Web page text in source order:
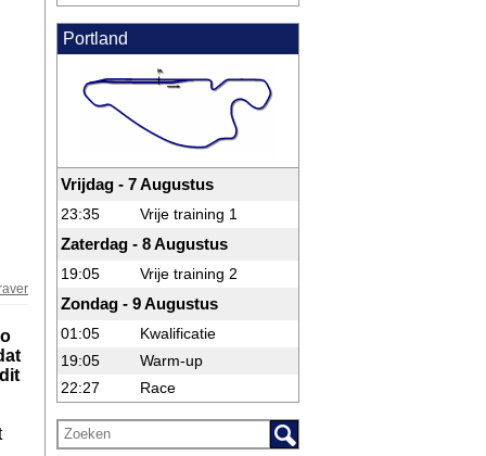
Portland
Vrijdag - 7 Augustus
23:35 Vrije training 1
Zaterdag - 8 Augustus
19:05 Vrije training 2
Zondag - 9 Augustus
01:05
Kwalificatie
19:05
Warm-up
22:27
Race